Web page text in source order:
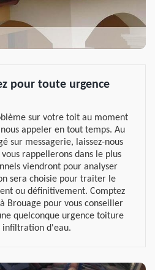
pour toute urgence
sur votre toit au moment
appeler en tout temps. Au
sur messagerie, laissez-nous
rappellerons dans le plus
viendront pour analyser
sera choisie pour traiter le
ou définitivement. Comptez
Brouage pour vous conseiller
quelconque urgence toiture
infiltration d'eau.